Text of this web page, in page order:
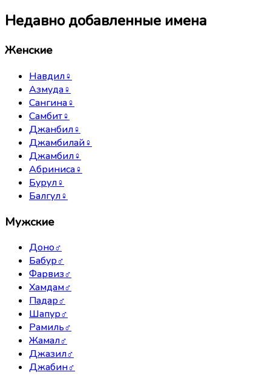
Недавно добавленные имена
Женские
Навдил♀
Азмуда♀
Сангина♀
Самбит♀
Джанбил♀
Джамбилай♀
Джамбил♀
Абриниса♀
Бурул♀
Балгул♀
Мужские
Доно♂
Бабур♂
Фарвиз♂
Хамдам♂
Падар♂
Шапур♂
Рамиль♂
Жамал♂
Джазил♂
Джабин♂